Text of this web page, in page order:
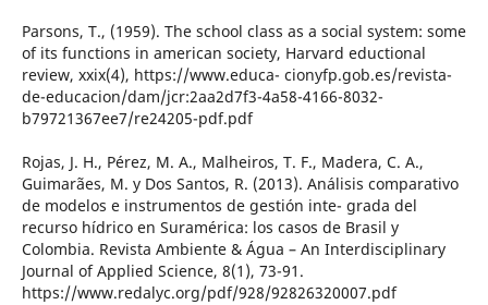
Parsons, T., (1959). The school class as a social system: some
of its functions in american society, Harvard eductional
review, xxix(4), https://www.educa- cionyfp.gob.es/revista-
de-educacion/dam/jcr:2aa2d7f3-4a58-4166-8032-
b79721367ee7/re24205-pdf.pdf
Rojas, J. H., Pérez, M. A., Malheiros, T. F., Madera, C. A.,
Guimarães, M. y Dos Santos, R. (2013). Análisis comparativo
de modelos e instrumentos de gestión inte- grada del
recurso hídrico en Suramérica: los casos de Brasil y
Colombia. Revista Ambiente & Água – An Interdisciplinary
Journal of Applied Science, 8(1), 73-91.
https://www.redalyc.org/pdf/928/92826320007.pdf